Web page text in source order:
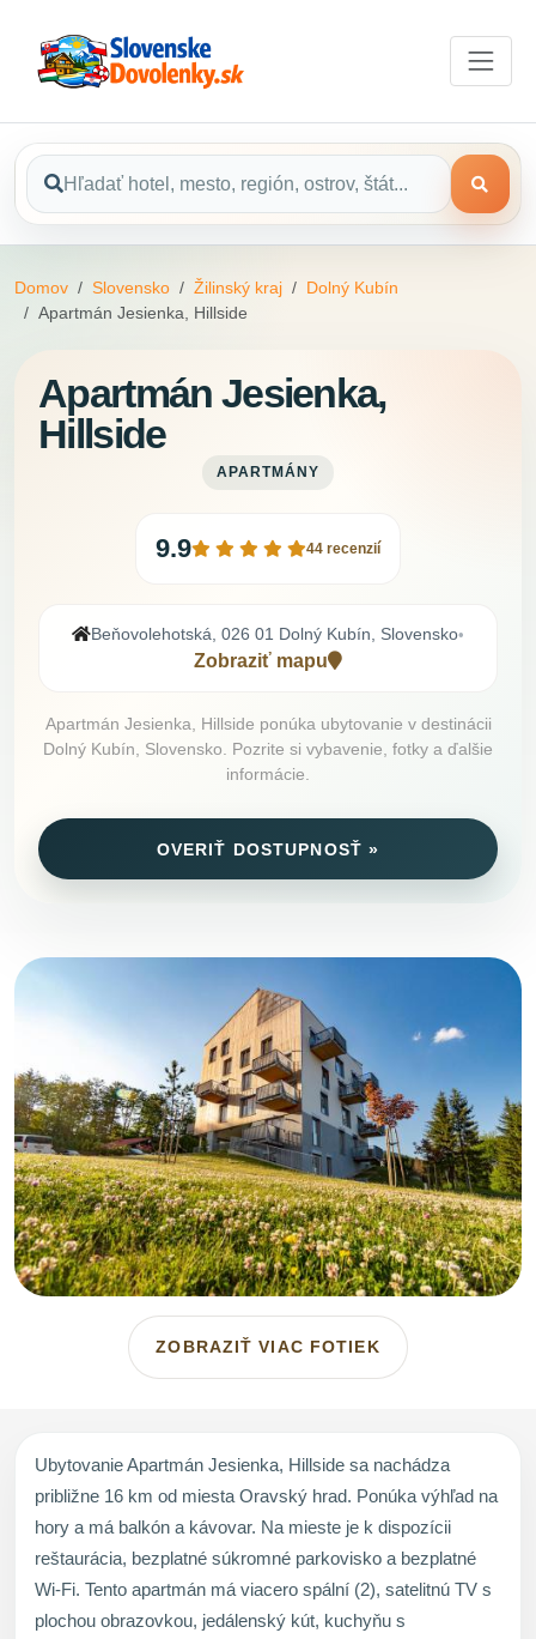
Domov Slovensko Žilinský kraj
Dolný Kubín
Apartmán Jesienka, Hillside
Apartmán Jesienka,
Hillside
APARTMÁNY
9.9 44 recenzií
Beňovolehotská, 026 01 Dolný Kubín, Slovensko•
Zobraziť mapu
Apartmán Jesienka, Hillside ponúka ubytovanie v destinácii
Dolný Kubín, Slovensko. Pozrite si vybavenie, fotky a ďalšie
informácie.
OVERIŤ DOSTUPNOSŤ »
ZOBRAZIŤ VIAC FOTIEK
Ubytovanie Apartmán Jesienka, Hillside sa nachádza
približne 16 km od miesta Oravský hrad. Ponúka výhľad na
hory a má balkón a kávovar. Na mieste je k dispozícii
reštaurácia, bezplatné súkromné parkovisko a bezplatné
Wi-Fi. Tento apartmán má viacero spální (2), satelitnú TV s
plochou obrazovkou, jedálenský kút, kuchyňu s